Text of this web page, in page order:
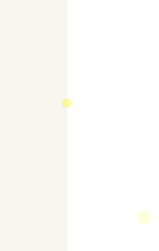
＃